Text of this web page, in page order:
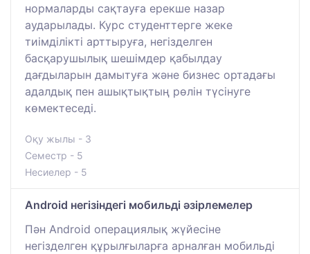
нормаларды сақтауға ерекше назар
аударылады. Курс студенттерге жеке
тиімділікті арттыруға, негізделген
басқарушылық шешімдер қабылдау
дағдыларын дамытуға және бизнес ортадағы
адалдық пен ашықтықтың рөлін түсінуге
көмектеседі.
Оқу жылы - 3
Семестр - 5
Несиелер - 5
Android негізіндегі мобильді әзірлемелер
Пән Android операциялық жүйесіне
негізделген құрылғыларға арналған мобильді